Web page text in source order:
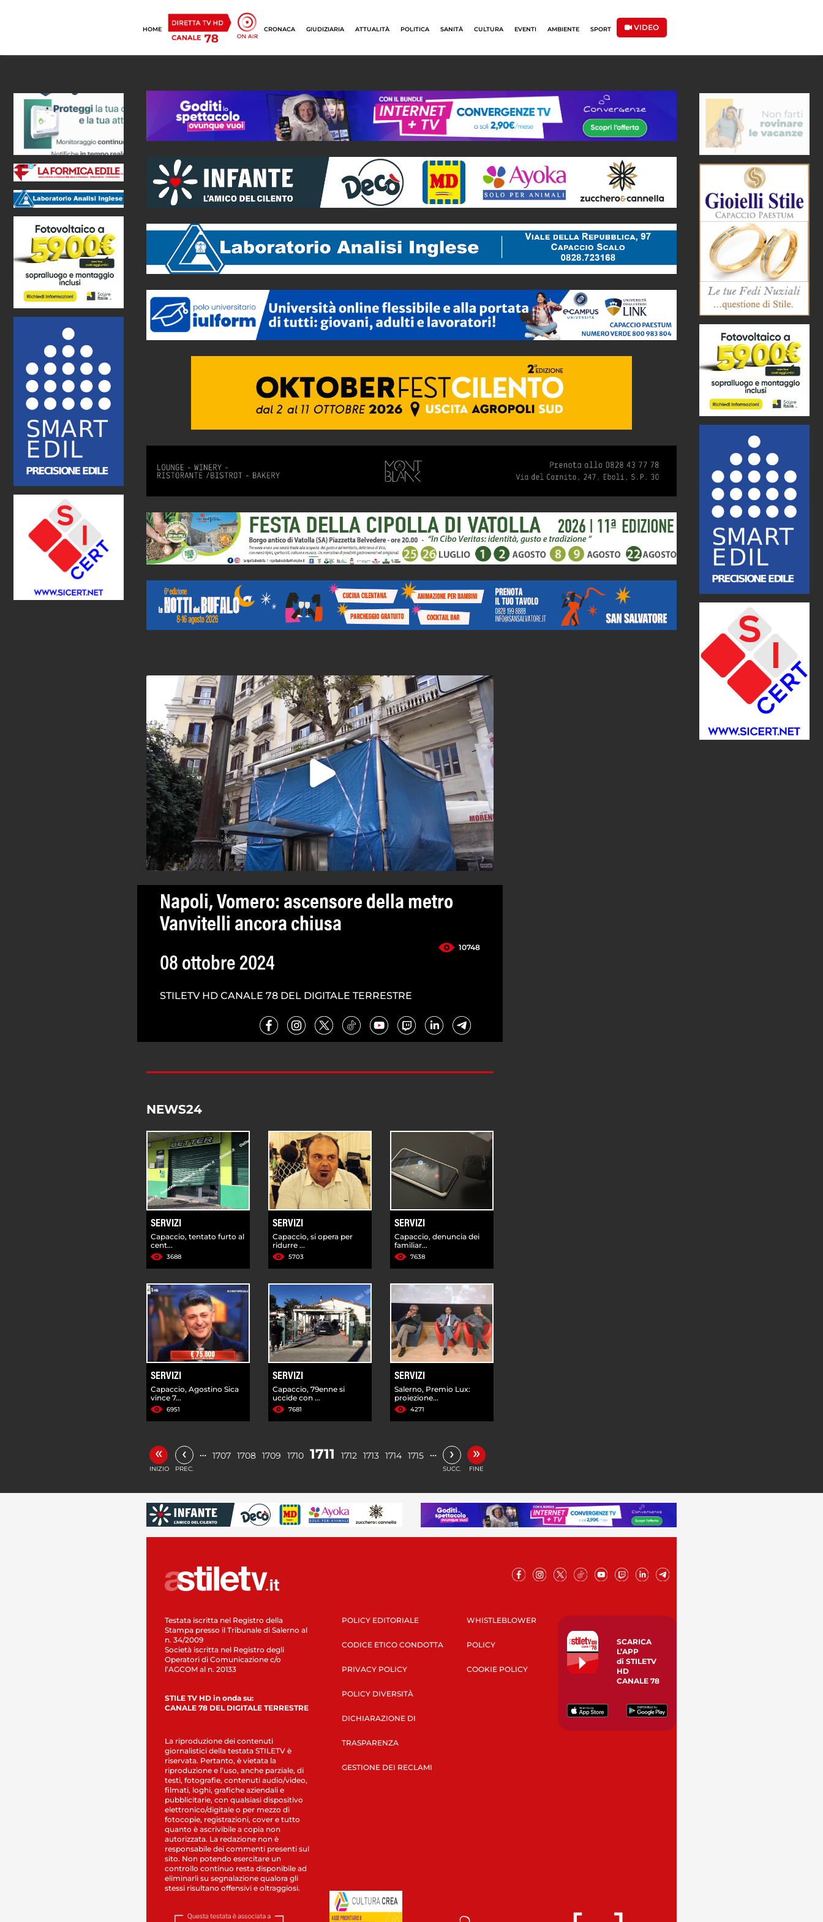
HOME CRONACA GIUDIZIARIA ATTUALITÀ POLITICA SANITÀ CULTURA EVENTI AMBIENTE SPORT VIDEO
Napoli, Vomero: ascensore della metro
Vanvitelli ancora chiusa
10748
08 ottobre 2024
STILETV HD CANALE 78 DEL DIGITALE TERRESTRE
NEWS24
SERVIZI
Capaccio, tentato furto al
cent...
3688
SERVIZI
Capaccio, si opera per
ridurre ...
5703
SERVIZI
Capaccio, denuncia dei
familiar...
7638
SERVIZI
Capaccio, Agostino Sica
vince 7...
6951
SERVIZI
Capaccio, 79enne si
uccide con ...
7681
SERVIZI
Salerno, Premio Lux:
proiezione...
4271
«
INIZIO
‹
PREC.
… 1707 1708 1709 1710 1711 1712 1713 1714 1715 … ›
SUCC.
»
FINE
Testata iscritta nel Registro della
Stampa presso il Tribunale di Salerno al
n. 34/2009
Società iscritta nel Registro degli
Operatori di Comunicazione c/o
l’AGCOM al n. 20133
STILE TV HD in onda su:
CANALE 78 DEL DIGITALE TERRESTRE
La riproduzione dei contenuti
giornalistici della testata STILETV è
riservata. Pertanto, è vietata la
riproduzione e l’uso, anche parziale, di
testi, fotografie, contenuti audio/video,
filmati, loghi, grafiche aziendali e
pubblicitarie, con qualsiasi dispositivo
elettronico/digitale o per mezzo di
fotocopie, registrazioni, cover e tutto
quanto è ascrivibile a copia non
autorizzata. La redazione non è
responsabile dei commenti presenti sul
sito. Non potendo esercitare un
controllo continuo resta disponibile ad
eliminarli su segnalazione qualora gli
stessi risultano offensivi e oltraggiosi.
POLICY EDITORIALE
CODICE ETICO CONDOTTA
PRIVACY POLICY
POLICY DIVERSITÀ
DICHIARAZIONE DI
TRASPARENZA
GESTIONE DEI RECLAMI
WHISTLEBLOWER
POLICY
COOKIE POLICY
SCARICA
L’APP
di STILETV
HD
CANALE 78